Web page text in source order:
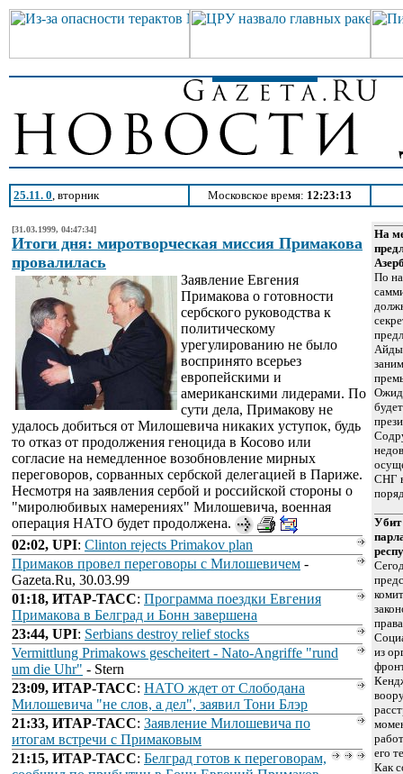
25.11. 0, вторник Московское время: 12:23:13
[31.03.1999, 04:47:34]
Итоги дня: миротворческая миссия Примакова
провалилась
Заявление Евгения
Примакова о готовности
сербского руководства к
политическому
урегулированию не было
воспринято всерьез
европейскими и
американскими лидерами. По
сути дела, Примакову не
удалось добиться от Милошевича никаких уступок, будь
то отказ от продолжения геноцида в Косово или
согласие на немедленное возобновление мирных
переговоров, сорванных сербской делегацией в Париже.
Несмотря на заявления сербой и российской стороны о
"миролюбивых намерениях" Милошевича, военная
операция НАТО будет продолжена.
02:02, UPI: Clinton rejects Primakov plan
Примаков провел переговоры с Милошевичем -
Gazeta.Ru, 30.03.99
01:18, ИТАР-ТАСС: Программа поездки Евгения
Примакова в Белград и Бонн завершена
23:44, UPI: Serbians destroy relief stocks
Vermittlung Primakows gescheitert - Nato-Angriffe "rund
um die Uhr" - Stern
23:09, ИТАР-ТАСС: НАТО ждет от Слободана
Милошевича "не слов, а дел", заявил Тони Блэр
21:33, ИТАР-ТАСС: Заявление Милошевича по
итогам встречи с Примаковым
21:15, ИТАР-ТАСС: Белград готов к переговорам,
На
По
СНГ
Убит
из
его
Как